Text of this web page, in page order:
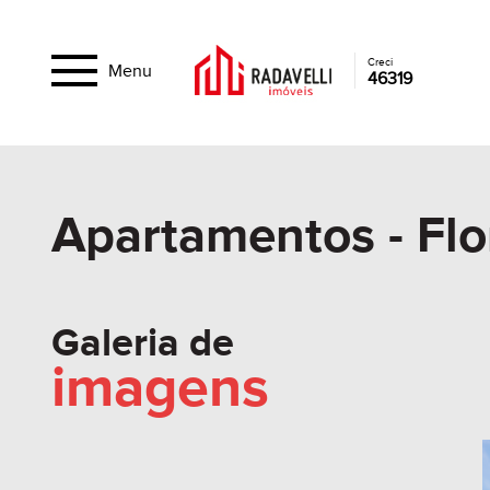
Menu Creci
46319
Apartamentos -
Galeria de
imagens